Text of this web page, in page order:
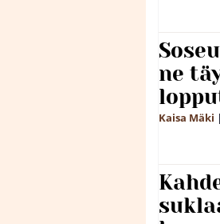
ne
Kaisa Mäki |